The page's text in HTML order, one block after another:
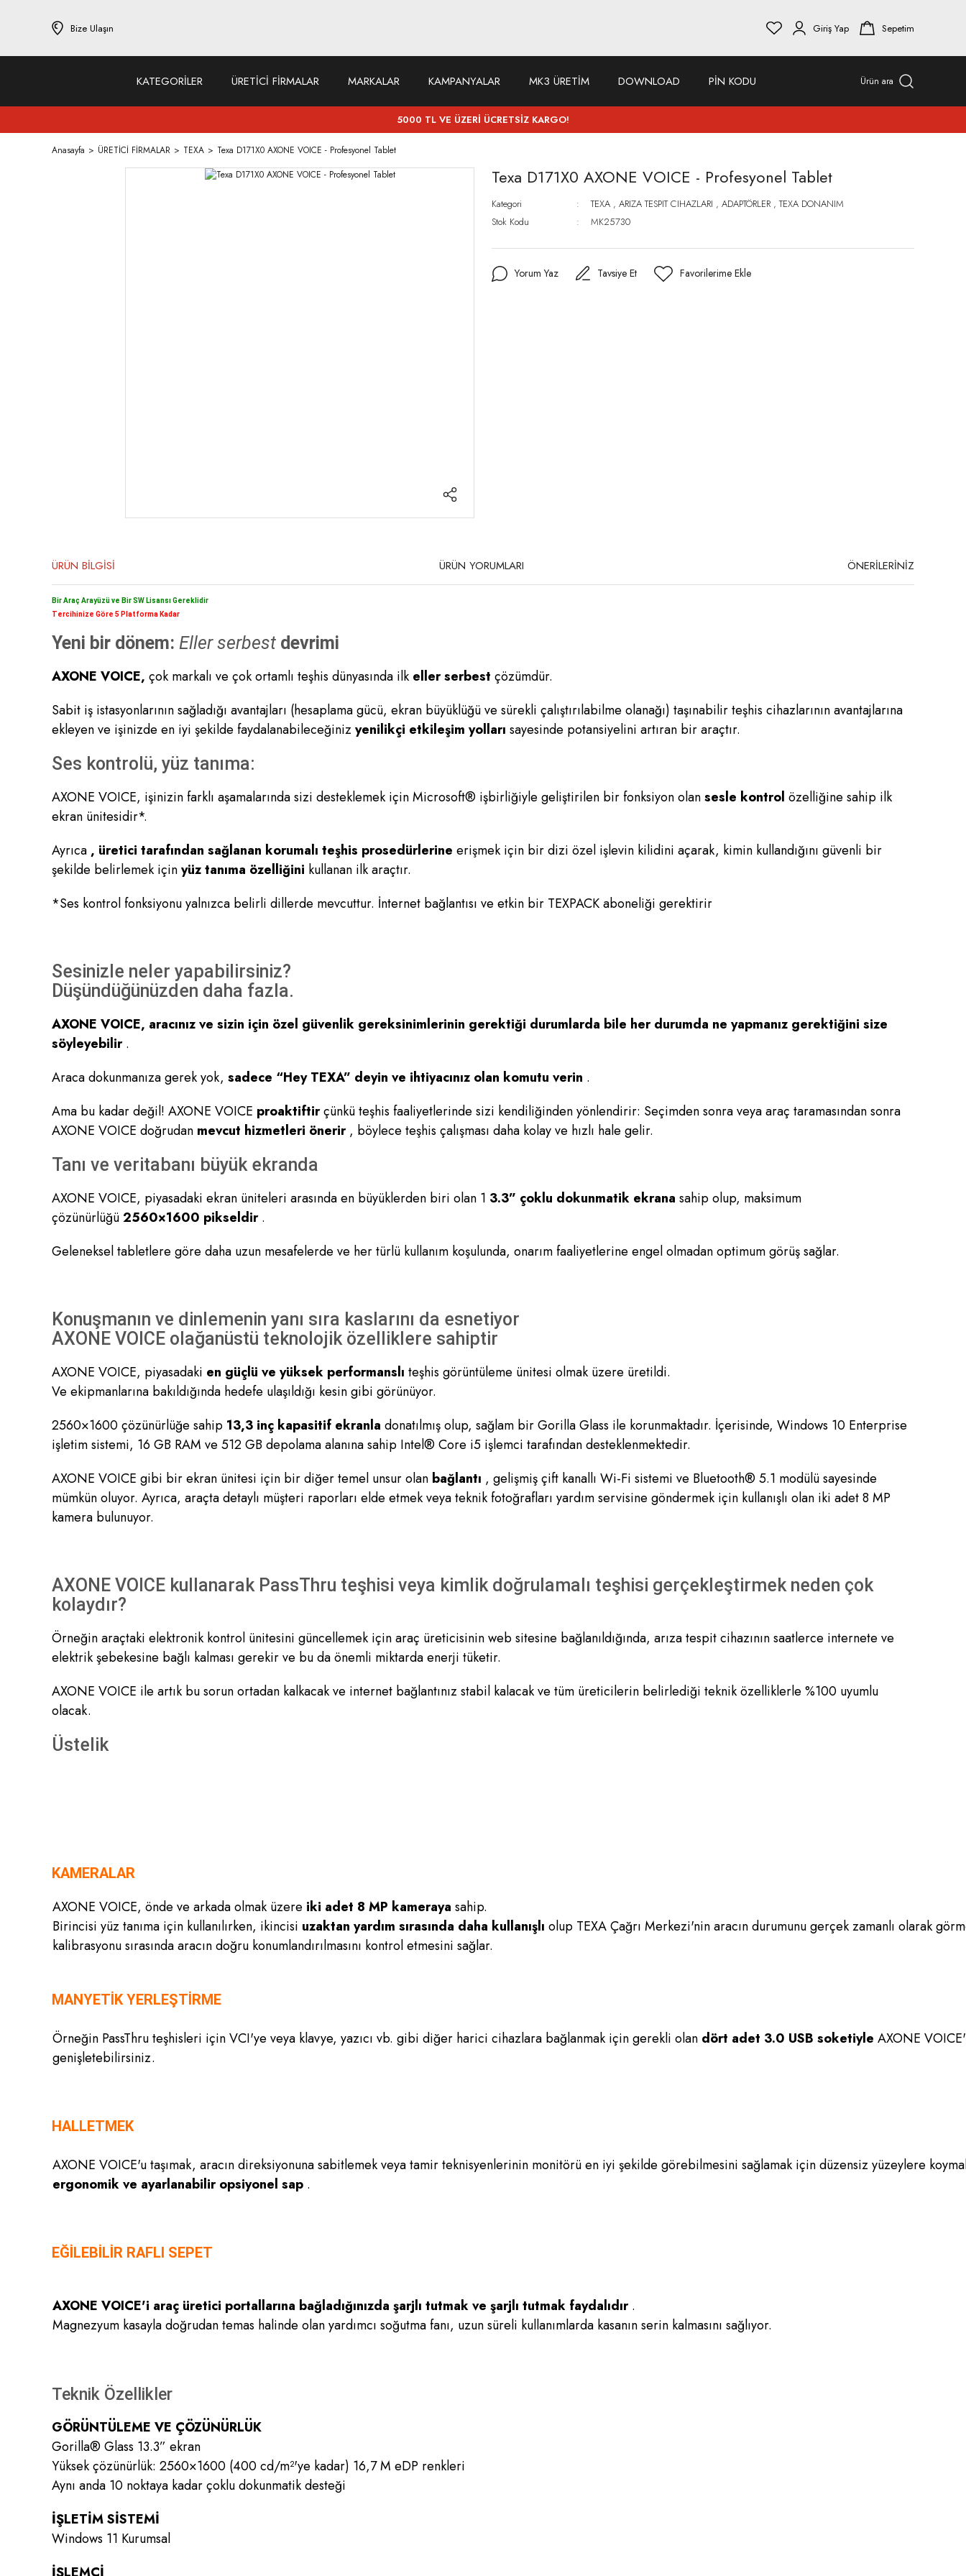
Bize Ulaşın Giriş Yap Sepetim
KATEGORİLER ÜRETİCİ FİRMALAR MARKALAR KAMPANYALAR MK3 ÜRETİM DOWNLOAD PİN KODU Ürün ara
5000 TL VE ÜZERİ ÜCRETSİZ KARGO!
Anasayfa ÜRETİCİ FİRMALAR TEXA Texa D171X0 AXONE VOICE - Profesyonel Tablet
Texa D171X0 AXONE VOICE - Profesyonel Tablet
Kategori TEXA , ARIZA TESPIT CIHAZLARI , ADAPTÖRLER ,TEXA DONANIM
Stok Kodu
MK25730
Yorum Yaz Tavsiye Et
ÜRÜN BİLGİSİ ÜRÜN YORUMLARI ÖNERİLERİNİZ
Bir Araç Arayüzü ve Bir SW Lisansı Gereklidir
Tercihinize Göre 5 Platforma Kadar
Yeni bir dönem: Eller serbest devrimi
AXONE VOICE, çok markalı ve çok ortamlı teşhis dünyasında ilk eller serbest çözümdür.
Sabit iş istasyonlarının sağladığı avantajları (hesaplama gücü, ekran büyüklüğü ve sürekli çalıştırılabilme olanağı) taşınabilir teşhis cihazlarının avantajlarına
ekleyen ve işinizde en iyi şekilde faydalanabileceğiniz yenilikçi etkileşim yolları sayesinde potansiyelini artıran bir araçtır.
Ses kontrolü, yüz tanıma:
AXONE VOICE, işinizin farklı aşamalarında sizi desteklemek için Microsoft® işbirliğiyle geliştirilen bir fonksiyon olansesle kontrol özelliğine sahip ilk
ekran ünitesidir*.
Ayrıca , üretici tarafından sağlanan korumalı teşhis prosedürlerine erişmek için bir dizi özel işlevin kilidini açarak, kimin kullandığını güvenli bir
şekilde belirlemek içinyüz tanıma özelliğini kullanan ilk araçtır.
*Ses kontrol fonksiyonu yalnızca belirli dillerde mevcuttur. İnternet bağlantısı ve etkin bir TEXPACK aboneliği gerektirir
Sesinizle neler yapabilirsiniz?
Düşündüğünüzden daha fazla.
AXONE VOICE, aracınız ve sizin için özel güvenlik gereksinimlerinin gerektiği durumlarda bile her durumda ne yapmanız gerektiğini size
söyleyebilir.
Araca dokunmanıza gerek yok, sadece “Hey TEXA” deyin ve ihtiyacınız olan komutu verin .
Ama bu kadar değil! AXONE VOICE proaktiftirçünkü teşhis faaliyetlerinde sizi kendiliğinden yönlendirir: Seçimden sonra veya araç taramasından sonra
AXONE VOICE doğrudan mevcut hizmetleri önerir, böylece teşhis çalışması daha kolay ve hızlı hale gelir.
Tanı ve veritabanı büyük ekranda
AXONE VOICE, piyasadaki ekran üniteleri arasında en büyüklerden biri olan 1 3.3” çoklu dokunmatik ekrana sahip olup, maksimum
çözünürlüğü2560×1600 pikseldir.
Geleneksel tabletlere göre daha uzun mesafelerde ve her türlü kullanım koşulunda, onarım faaliyetlerine engel olmadan optimum görüş sağlar.
Konuşmanın ve dinlemenin yanı sıra kaslarını da esnetiyor
AXONE VOICE olağanüstü teknolojik özelliklere sahiptir
AXONE VOICE, piyasadaki en güçlü ve yüksek performanslı teşhis görüntüleme ünitesi olmak üzere üretildi.
Ve ekipmanlarına bakıldığında hedefe ulaşıldığı kesin gibi görünüyor.
2560×1600 çözünürlüğe sahip 13,3 inç kapasitif ekranla donatılmış olup, sağlam bir Gorilla Glass ile korunmaktadır. İçerisinde, Windows 10 Enterprise
işletim sistemi, 16 GB RAM ve 512 GB depolama alanına sahip Intel® Core i5 işlemci tarafından desteklenmektedir.
AXONE VOICE gibi bir ekran ünitesi için bir diğer temel unsur olan bağlantı , gelişmiş çift kanallı Wi-Fi sistemi ve Bluetooth® 5.1 modülü sayesinde
mümkün oluyor. Ayrıca, araçta detaylı müşteri raporları elde etmek veya teknik fotoğrafları yardım servisine göndermek için kullanışlı olan iki adet 8 MP
kamera bulunuyor.
AXONE VOICE kullanarak PassThru teşhisi veya kimlik doğrulamalı teşhisi gerçekleştirmek neden çok
kolaydır?
Örneğin araçtaki elektronik kontrol ünitesini güncellemek için araç üreticisinin web sitesine bağlanıldığında, arıza tespit cihazının saatlerce internete ve
elektrik şebekesine bağlı kalması gerekir ve bu da önemli miktarda enerji tüketir.
AXONE VOICE ile artık bu sorun ortadan kalkacak ve internet bağlantınız stabil kalacak ve tüm üreticilerin belirlediği teknik özelliklerle %100 uyumlu
olacak.
Üstelik
KAMERALAR
AXONE VOICE, önde ve arkada olmak üzere iki adet 8 MP kameraya sahip.
Birincisi yüz tanıma için kullanılırken, ikincisi uzaktan yardım sırasında daha kullanışlı olup TEXA Çağrı Merkezi'nin aracın durumunu gerçek zamanlı olarak
kalibrasyonu sırasında aracın doğru konumlandırılmasını kontrol etmesini sağlar.
MANYETİK YERLEŞTİRME
Örneğin PassThru teşhisleri için VCI'ye veya klavye, yazıcı vb. gibi diğer harici cihazlara bağlanmak için gerekli olan dört adet 3.0 USB soketiyle AXONE
genişletebilirsiniz.
HALLETMEK
AXONE VOICE'u taşımak, aracın direksiyonuna sabitlemek veya tamir teknisyenlerinin monitörü en iyi şekilde görebilmesini sağlamak için düzensiz yüzeylere
ergonomik ve ayarlanabilir opsiyonel sap .
EĞİLEBİLİR RAFLI SEPET
AXONE VOICE'i araç üretici portallarına bağladığınızda şarjlı tutmak ve şarjlı tutmak faydalıdır.
Magnezyum kasayla doğrudan temas halinde olan yardımcı soğutma fanı, uzun süreli kullanımlarda kasanın serin kalmasını sağlıyor.
Teknik Özellikler
GÖRÜNTÜLEME VE ÇÖZÜNÜRLÜK
Gorilla® Glass 13.3” ekran
Yüksek çözünürlük: 2560×1600 (400 cd/m²'ye kadar) 16,7 M eDP renkleri
Aynı anda 10 noktaya kadar çoklu dokunmatik desteği
İŞLETİM SİSTEMİ
Windows 11 Kurumsal
İŞLEMCİ